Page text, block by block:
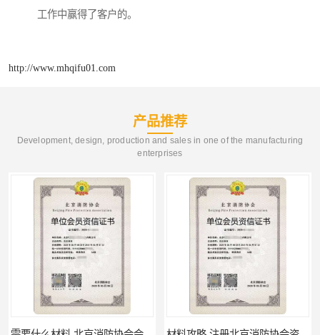
工作中赢得了客户的。
http://www.mhqifu01.com
产品推荐
Development, design, production and sales in one of the manufacturing
enterprises